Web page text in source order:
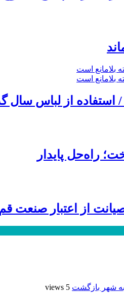
از لباس سال
راه‌حل پایدار
به شهر بازگشت 5 views